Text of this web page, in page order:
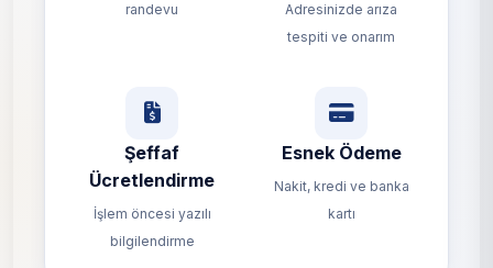
randevu
Adresinizde arıza
tespiti ve onarım
Şeffaf
Ücretlendirme
İşlem öncesi yazılı
bilgilendirme
Esnek Ödeme
Nakit, kredi ve banka
kartı